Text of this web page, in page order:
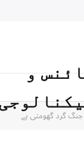
و
گرد گھومتی ہے